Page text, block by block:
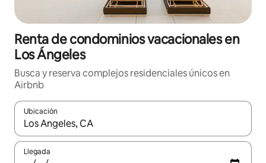
Renta de condominios vacacionales en
Los Ángeles
Busca y reserva complejos residenciales únicos en
Airbnb
Ubicación
Cuando los resultados estén disponibles, podrás navegar
Llegada